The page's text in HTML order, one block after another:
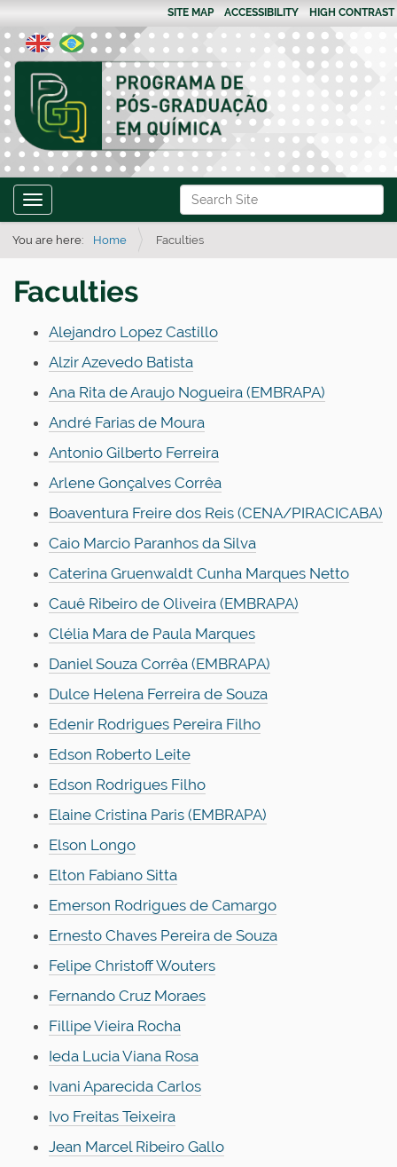
Search Site
Advanced Search…
SITE MAP ACCESSIBILITY HIGH CONTRAST
Toggle navigation
You are here: Home Faculties
Faculties
Alejandro Lopez Castillo
Alzir Azevedo Batista
Ana Rita de Araujo Nogueira (EMBRAPA)
André Farias de Moura
Antonio Gilberto Ferreira
Arlene Gonçalves Corrêa
Boaventura Freire dos Reis (CENA/PIRACICABA)
Caio Marcio Paranhos da Silva
Caterina Gruenwaldt Cunha Marques Netto
Cauê Ribeiro de Oliveira (EMBRAPA)
Clélia Mara de Paula Marques
Daniel Souza Corrêa (EMBRAPA)
Dulce Helena Ferreira de Souza
Edenir Rodrigues Pereira Filho
Edson Roberto Leite
Edson Rodrigues Filho
Elaine Cristina Paris (EMBRAPA)
Elson Longo
Elton Fabiano Sitta
Emerson Rodrigues de Camargo
Ernesto Chaves Pereira de Souza
Felipe Christoff Wouters
Fernando Cruz Moraes
Fillipe Vieira Rocha
Ieda Lucia Viana Rosa
Ivani Aparecida Carlos
Ivo Freitas Teixeira
Jean Marcel Ribeiro Gallo